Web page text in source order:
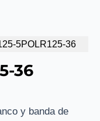
5POLR125-36
36
y banda de